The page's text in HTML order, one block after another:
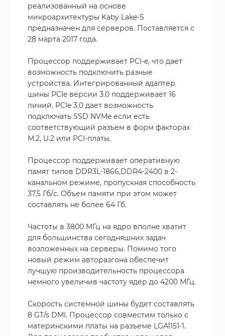
реализованный на основе
микроархитектуры Kaby Lake-S
предназначен для серверов. Поставляется с
28 марта 2017 года.
Процессор поддерживает PCI-e, что дает
возможность подключить разные
устройства. Интегрированный адаптер
шины PCIe версии 3.0 поддерживает 16
линий. PCIe 3.0 дает возможность
подключать SSD NVMe если есть
соответствующий разъем в форм факторах
M.2, U.2 или PCI-платы.
Процессор поддерживает оперативную
памят типов DDR3L-1866,DDR4-2400 в 2-
канальном режиме, пропускная способность
37.5 Гб/с. Объем памяти при этом может
составлять не более 64 Гб.
Частоты в 3800 МГц на ядро вполне хватит
для большинства сегодняшних задач
возложенных на серверы. Помимо того
новый режим авторазгона обеспечит
лучшую производительность процессора
немного увеличив частоту ядер до 4200 МГц.
Скорость системной шины будет составлять
8 GT/s DMI. Процессор совместим только с
материнскими платы на разъеме LGA1151-1.